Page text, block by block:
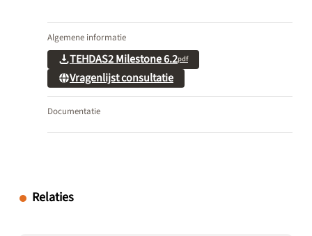
Algemene informatie
TEHDAS2 Milestone 6.2pdf
Vragenlijst consultatie
Documentatie
Relaties